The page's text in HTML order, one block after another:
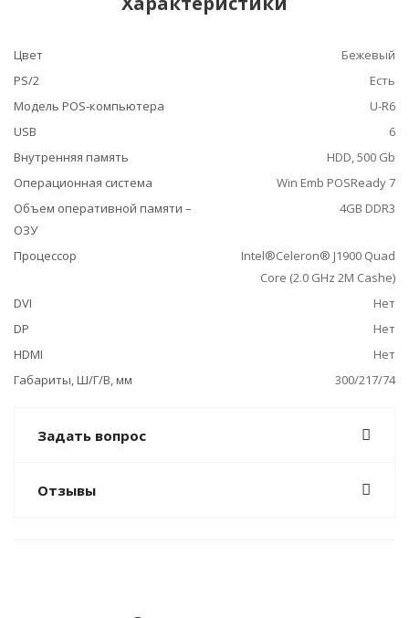
Цвет
Бежевый
PS/2
Есть
Модель POS-компьютера
U-R6
USB
6
Внутренняя память
HDD, 500 Gb
Операционная система
Win Emb POSReady 7
Объем оперативной памяти –
ОЗУ
4GB DDR3
Процессор
Intel®Celeron® J1900 Quad
Core (2.0 GHz 2M Cashe)
DVI
Нет
DP
Нет
HDMI
Нет
Габариты, Ш/Г/В, мм
300/217/74
Задать вопрос
Отзывы